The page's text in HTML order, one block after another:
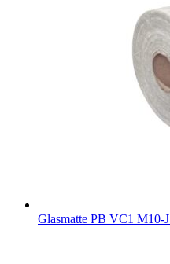
Glasmatte PB VC1 M10-J